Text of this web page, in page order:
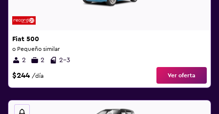
Fiat 500
o Pequeño similar
2 2 2-3
$244 /día Ver oferta